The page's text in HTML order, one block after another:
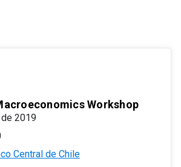
Workshop
2019
Central de Chile